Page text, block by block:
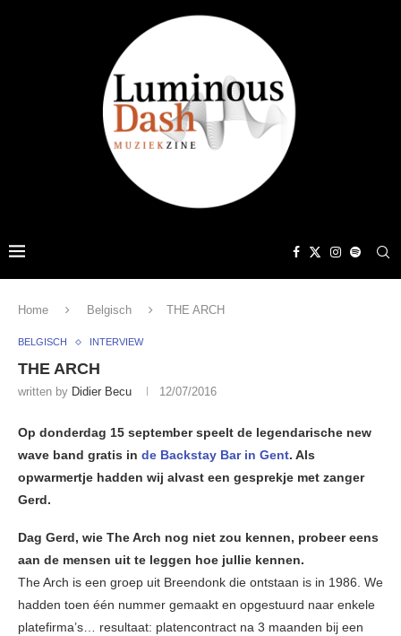
Home Belgisch THE ARCH
BELGISCH INTERVIEW
THE ARCH
written by Didier Becu 12/07/2016
Op donderdag 15 september speelt de legendarische new
wave band gratis in de Backstay Bar in Gent. Als
opwarmertje hadden wij alvast een gesprekje met zanger
Gerd.
Dag Gerd, wie The Arch nog niet zou kennen, probeer eens
aan de mensen uit te leggen hoe jullie kennen.
The Arch is een groep uit Breendonk die ontstaan is in 1986. We
hadden toen één nummer gemaakt en opgestuurd naar enkele
platefirma’s… resultaat: platencontract na 3 maanden bij een